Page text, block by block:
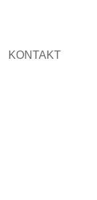
KONTAKT